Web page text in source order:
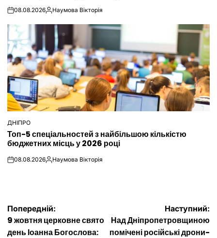
on08.08.2026Опубліковано
Наумова Вікторія
ОПУБЛІКУВАТИ
ДНІПРО
Топ-5 спеціальностей з найбільшою кількістю
бюджетних місць у 2026 році
on08.08.2026Опубліковано
Наумова Вікторія
Навігація
Попередній:
9 жовтня церковне свято
день Іоанна Богослова:
Наступний:
Над Дніпропетровщиною
помічені російські дрони-